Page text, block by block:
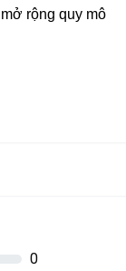
rộng quy mô
0